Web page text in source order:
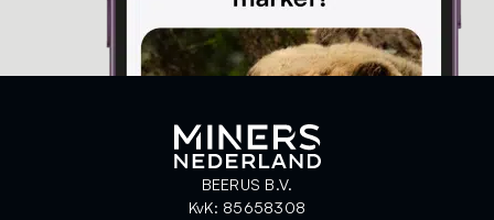
BEERUS B.V.
KvK: 85658308